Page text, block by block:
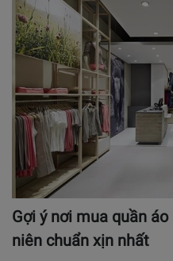
Gợi ý nơi mua quần
niên chuẩn xịn nhất